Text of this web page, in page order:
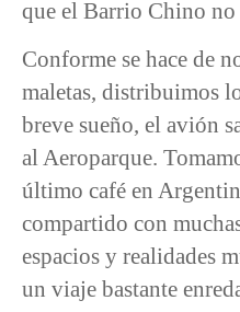
que el Barrio Chino no
Conforme se hace de
maletas, distribuimos
breve sueño, el avión
al Aeroparque.
último café en
compartido con
espacios y realidades
un viaje bastante